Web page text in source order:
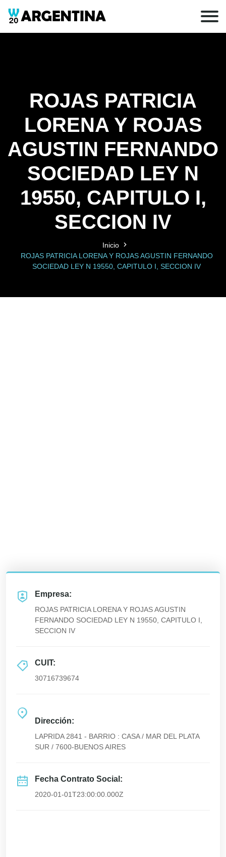
ROJAS PATRICIA
LORENA Y ROJAS
AGUSTIN FERNANDO
SOCIEDAD LEY N
19550, CAPITULO I,
SECCION IV
Inicio
ROJAS PATRICIA LORENA Y ROJAS AGUSTIN FERNANDO
SOCIEDAD LEY N 19550, CAPITULO I, SECCION IV
Empresa:
ROJAS PATRICIA LORENA Y ROJAS AGUSTIN
FERNANDO SOCIEDAD LEY N 19550, CAPITULO I,
SECCION IV
CUIT:
30716739674
Dirección:
LAPRIDA 2841 - BARRIO : CASA / MAR DEL PLATA
SUR / 7600-BUENOS AIRES
Fecha Contrato Social:
2020-01-01T23:00:00.000Z